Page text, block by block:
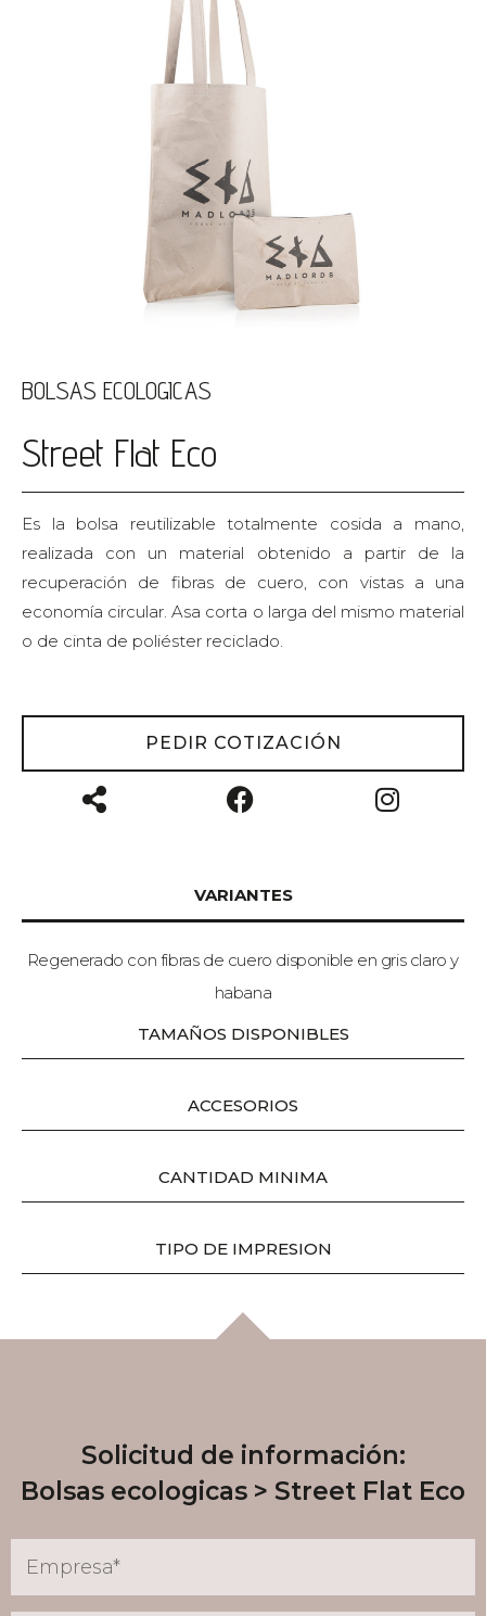
BOLSAS ECOLOGICAS
Street Flat Eco
Es la bolsa reutilizable totalmente cosida a mano,
realizada con un material obtenido a partir de la
recuperación de fibras de cuero, con vistas a una
economía circular. Asa corta o larga del mismo material
o de cinta de poliéster reciclado.
PEDIR COTIZACIÓN
VARIANTES
Regenerado con fibras de cuero disponible en gris claro y
habana
TAMAÑOS DISPONIBLES
ACCESORIOS​
CANTIDAD MINIMA
TIPO DE IMPRESION​
Solicitud de información:
Bolsas ecologicas
Street Flat Eco